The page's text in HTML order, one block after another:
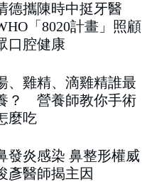
德攜陳時中挺牙醫
「8020計畫」照顧
口腔健康
、雞精、滴雞精誰最
？ 營養師教你手術
麼吃
發炎感染 鼻整形權威
彥醫師揭主因